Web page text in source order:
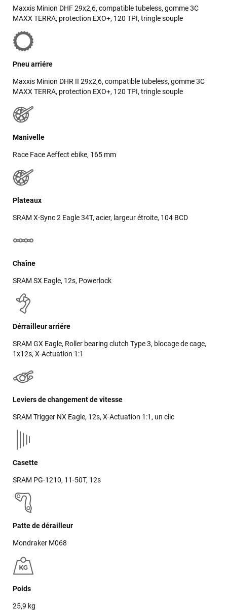
Maxxis Minion DHF 29x2,6, compatible tubeless, gomme 3C
MAXX TERRA, protection EXO+, 120 TPI, tringle souple
Pneu arriére
Maxxis Minion DHR II 29x2,6, compatible tubeless, gomme 3C
MAXX TERRA, protection EXO+, 120 TPI, tringle souple
Manivelle
Race Face Aeffect ebike, 165 mm
Plateaux
SRAM X-Sync 2 Eagle 34T, acier, largeur étroite, 104 BCD
Chaîne
SRAM SX Eagle, 12s, Powerlock
Dérrailleur arriére
SRAM GX Eagle, Roller bearing clutch Type 3, blocage de cage,
1x12s, X-Actuation 1:1
Leviers de changement de vitesse
SRAM Trigger NX Eagle, 12s, X-Actuation 1:1, un clic
Casette
SRAM PG-1210, 11-50T, 12s
Patte de dérailleur
Mondraker M068
Poids
25,9 kg
LAISSER UN AVIS